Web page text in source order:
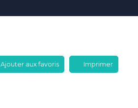
Ajouter aux favoris Imprimer